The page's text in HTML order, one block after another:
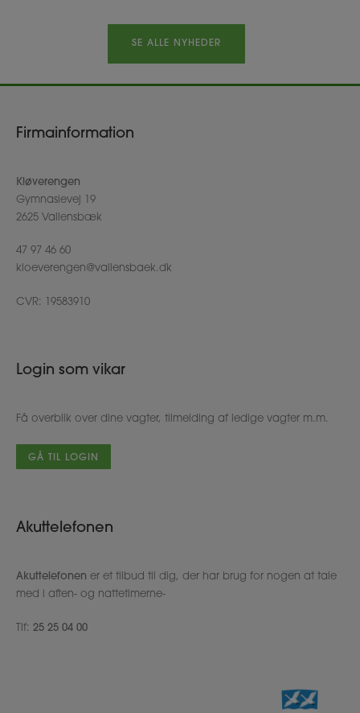
SE ALLE NYHEDER
Firmainformation
Kløverengen
Gymnasievej 19
2625 Vallensbæk
47 97 46 60
kloeverengen@vallensbaek.dk
CVR: 19583910
Login som vikar
Få overblik over dine vagter, tilmelding af ledige vagter m.m.
GÅ TIL LOGIN
Akuttelefonen
Akuttelefonen er et tilbud til dig, der har brug for nogen at tale
med i aften- og nattetimerne-
Tlf: 25 25 04 00